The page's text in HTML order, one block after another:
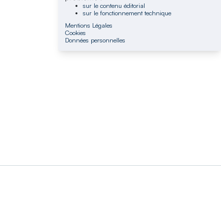
sur le contenu éditorial
sur le fonctionnement technique
Mentions Légales
Cookies
Données personnelles